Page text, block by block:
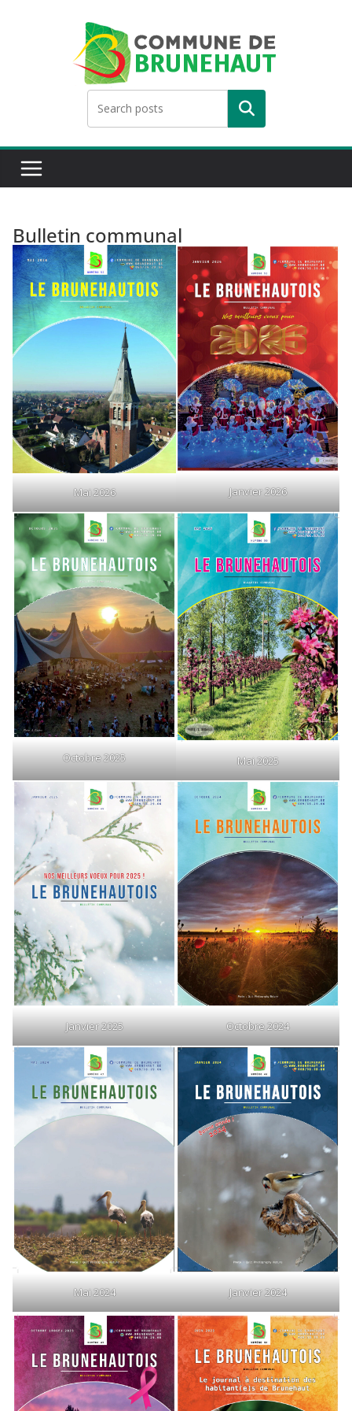
Rechercher
Bulletin communal
Mai 2026 Janvier 2026
Octobre 2025 Mai 2025
Janvier 2025 Octobre 2024
Mai 2024 Janvier 2024